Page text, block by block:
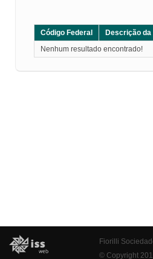
Código Federal Descrição
Nenhum resultado encontrado!
Fiorilli
© Copyright